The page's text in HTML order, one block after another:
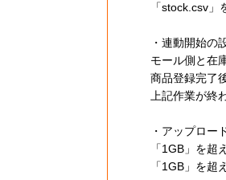
「stock.csv
・連動開始の
モール側と在
商品登録完了
上記作業が終
・アップロー
「1GB」を
「1GB」を